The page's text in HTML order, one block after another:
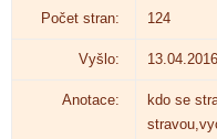
Počet stran: 124
Vyšlo: 13.04.2016
Anotace:
kdo se